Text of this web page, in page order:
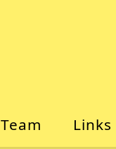
Team Links